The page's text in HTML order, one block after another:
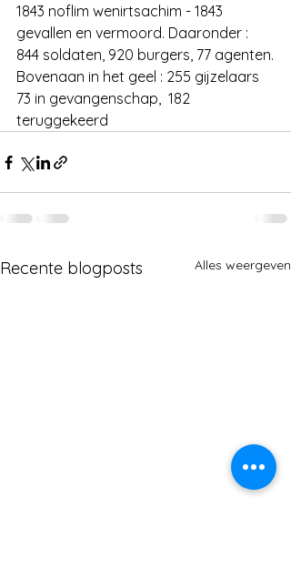
1843 noflim wenirtsachim - 1843
gevallen en vermoord. Daaronder :
844 soldaten, 920 burgers, 77 agenten.
Bovenaan in het geel : 255 gijzelaars
73 in gevangenschap,  182
teruggekeerd
Recente blogposts Alles weergeven